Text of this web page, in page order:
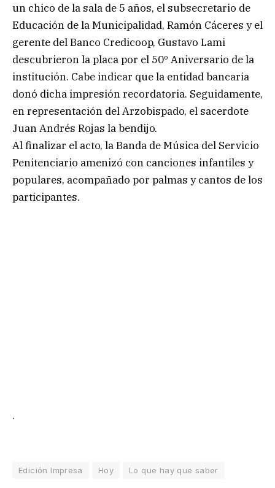
un chico de la sala de 5 años, el subsecretario de
Educación de la Municipalidad, Ramón Cáceres y el
gerente del Banco Credicoop, Gustavo Lami
descubrieron la placa por el 50º Aniversario de la
institución. Cabe indicar que la entidad bancaria
donó dicha impresión recordatoria. Seguidamente,
en representación del Arzobispado, el sacerdote
Juan Andrés Rojas la bendijo.
Al finalizar el acto, la Banda de Música del Servicio
Penitenciario amenizó con canciones infantiles y
populares, acompañado por palmas y cantos de los
participantes.
.
Edición Impresa Hoy Lo que hay que saber